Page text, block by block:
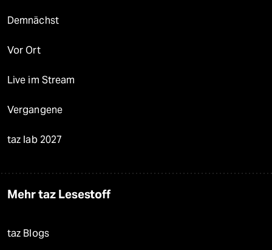
Demnächst
Vor Ort
Live im Stream
Vergangene
taz lab 2027
Mehr taz Lesestoff
taz Blogs